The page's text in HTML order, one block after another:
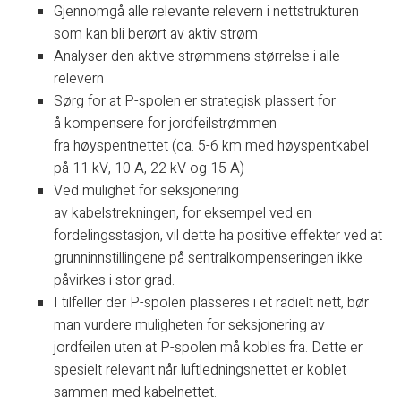
Gjennomgå alle relevante relevern i nettstrukturen
som kan bli berørt av aktiv strøm
Analyser den aktive strømmens størrelse i alle
relevern
Sørg for at P-spolen er strategisk plassert for
å kompensere for jordfeilstrømmen
fra høyspentnettet (ca. 5-6 km med høyspentkabel
på 11 kV, 10 A, 22 kV og 15 A)
Ved mulighet for seksjonering
av kabelstrekningen, for eksempel ved en
fordelingsstasjon, vil dette ha positive effekter ved at
grunninnstillingene på sentralkompenseringen ikke
påvirkes i stor grad.
I tilfeller der P-spolen plasseres i et radielt nett, bør
man vurdere muligheten for seksjonering av
jordfeilen uten at P-spolen må kobles fra. Dette er
spesielt relevant når luftledningsnettet er koblet
sammen med kabelnettet.